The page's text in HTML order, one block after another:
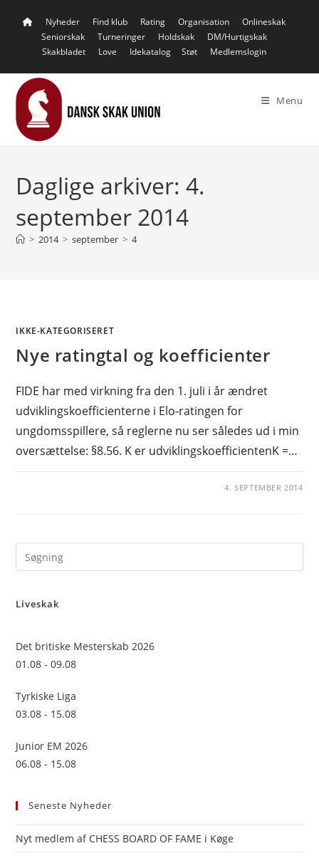
Nyheder Find klub Rating Organisation
Onlineskak
Seniorskak
Turneringer Holdskak
DM/Hurtigskak
Skakbladet
Love Idekatalog Støt Medlemslogin
Menu
Daglige arkiver: 4.
september 2014
> 2014 > september > 4
IKKE-KATEGORISERET
Nye ratingtal og koefficienter
FIDE har med virkning fra den 1. juli i år ændret
udviklingskoefficienterne i Elo-ratingen for
ungdomsspillere, så reglerne nu ser således ud i min
oversættelse: §8.56. K er udviklingskoefficientenK =…
4. SEPTEMBER 2014
Liveskak
Det britiske Mesterskab 2026
01.08 - 09.08
Tyrkiske Liga
03.08 - 15.08
Junior EM 2026
06.08 - 15.08
Seneste Nyheder
Nyt medlem af CHESS BOARD OF FAME i Køge